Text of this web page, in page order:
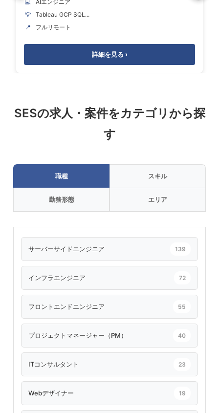
💻
AIエンジニア
💡
Tableau GCP SQL...
📍
フルリモート
詳細を見る ›
SESの求人・案件をカテゴリから探
す
職種 スキル
勤務形態 エリア
サーバーサイドエンジニア 139
インフラエンジニア 72
フロントエンドエンジニア 55
プロジェクトマネージャー（PM） 40
ITコンサルタント 23
Webデザイナー 19